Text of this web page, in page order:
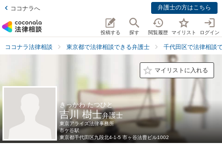
ココナラへ 弁護士の方はこちら
投稿する 探す 閲覧履歴 マイリスト ログイン
ココナラ法律相談 東京都で法律相談できる弁護士 千代田区で法律相談
マイリストに入れる
きっかわ たつひと
吉川 樹士弁護士
東京アライズ法律事務所
市ケ谷駅
東京都千代田区九段北4-1-5 市ヶ谷法曹ビル1002